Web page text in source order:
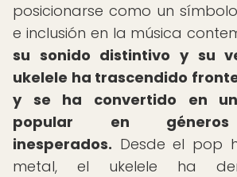
posicionarse como un
e inclusión en la música
su sonido distintivo y su
ukelele ha trascendido
y se ha convertido en
popular en géneros
inesperados. Desde el pop
metal, el ukelele ha